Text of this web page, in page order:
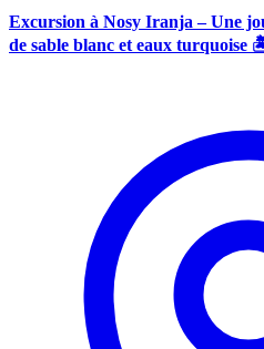
Excursion à Nosy Iranja – Une
de sable blanc et eaux turquoise